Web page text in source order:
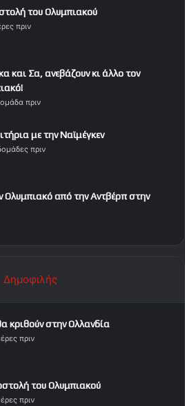
του Ολυμπιακού
πριν
και Σα, ανεβάζουν κι άλλο τον
πριν
με την Ναϊμέγκεν
πριν
Ολυμπιακό από την Αντβέρπ στην
Δημοφιλής
κριθούν στην Ολλανδία
πριν
του Ολυμπιακού
πριν